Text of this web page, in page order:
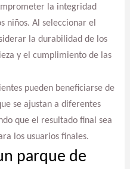
la integridad
niños. Al seleccionar el
la durabilidad de los
y el cumplimiento de las
pueden beneficiarse de
se ajustan a diferentes
que el resultado final sea
los usuarios finales.
parque de